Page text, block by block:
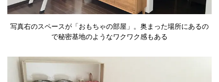
写真右のスペースが「おもちゃの部屋」。奥まった場所にあるの
で秘密基地のようなワクワク感もある